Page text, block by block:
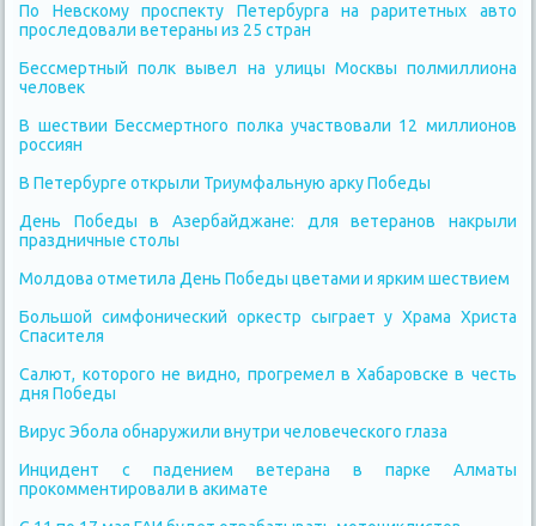
По Невскому проспекту Петербурга на раритетных авто
проследовали ветераны из 25 стран
Бессмертный полк вывел на улицы Москвы полмиллиона
человек
В шествии Бессмертного полка участвовали 12 миллионов
россиян
В Петербурге открыли Триумфальную арку Победы
День Победы в Азербайджане: для ветеранов накрыли
праздничные столы
Молдова отметила День Победы цветами и ярким шествием
Большой симфонический оркестр сыграет у Храма Христа
Спасителя
Салют, которого не видно, прогремел в Хабаровске в честь
дня Победы
Вирус Эбола обнаружили внутри человеческого глаза
Инцидент с падением ветерана в парке Алматы
прокомментировали в акимате